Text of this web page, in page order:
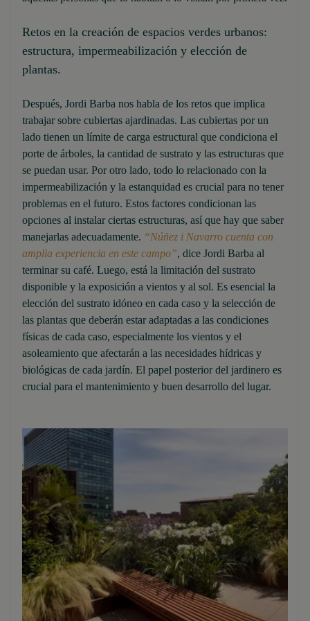
Retos en la creación de espacios verdes urbanos:
estructura, impermeabilización y elección de
plantas.
Después, Jordi Barba nos habla de los retos que implica
trabajar sobre cubiertas ajardinadas. Las cubiertas por un
lado tienen un límite de carga estructural que condiciona el
porte de árboles, la cantidad de sustrato y las estructuras que
se puedan usar. Por otro lado, todo lo relacionado con la
impermeabilización y la estanquidad es crucial para no tener
problemas en el futuro. Estos factores condicionan las
opciones al instalar ciertas estructuras, así que hay que saber
manejarlas adecuadamente. “Núñez i Navarro cuenta con
amplia experiencia en este campo”, dice Jordi Barba al
terminar su café. Luego, está la limitación del sustrato
disponible y la exposición a vientos y al sol. Es esencial la
elección del sustrato idóneo en cada caso y la selección de
las plantas que deberán estar adaptadas a las condiciones
físicas de cada caso, especialmente los vientos y el
asoleamiento que afectarán a las necesidades hídricas y
biológicas de cada jardín. El papel posterior del jardinero es
crucial para el mantenimiento y buen desarrollo del lugar.